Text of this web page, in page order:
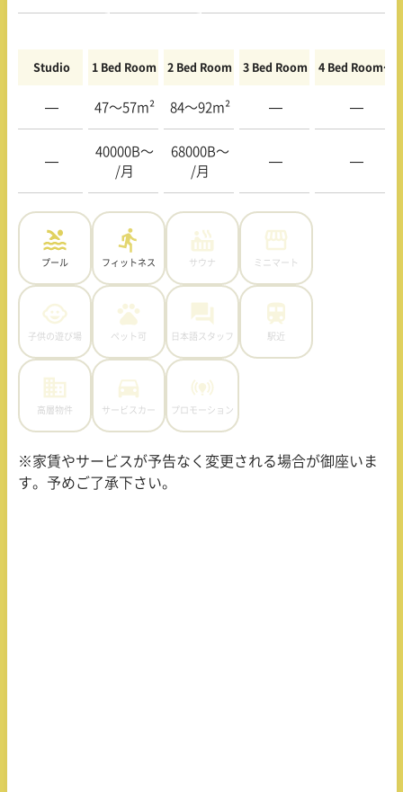
Studio 1 Bed Room 2 Bed Room 3 Bed Room 4 Bed Room〜
— 47〜57m² 84〜92m² — —
—
40000B〜
/月
68000B〜
/月
— —
プール フィットネス サウナ ミニマート
子供の遊び場 ペット可 日本語スタッフ 駅近
高層物件 サービスカー プロモーション
※家賃やサービスが予告なく変更される場合が御座いま
す。予めご了承下さい。